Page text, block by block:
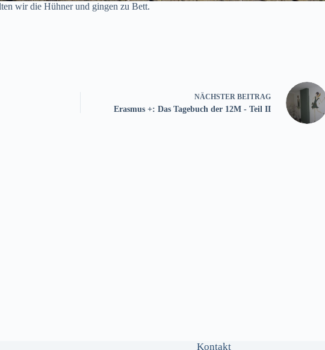
wir die Hühner und gingen zu Bett.
NÄCHSTER BEITRAG
Erasmus +: Das Tagebuch der 12M - Teil II
Kontakt